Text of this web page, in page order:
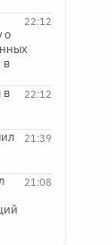
22:12
о
в
22:12
в
21:39
21:08